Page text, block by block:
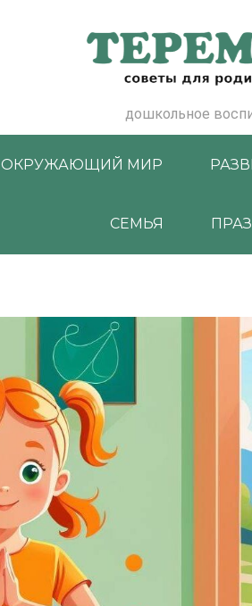
дошкольное
ОКРУЖАЮЩИЙ МИР
СЕМЬЯ